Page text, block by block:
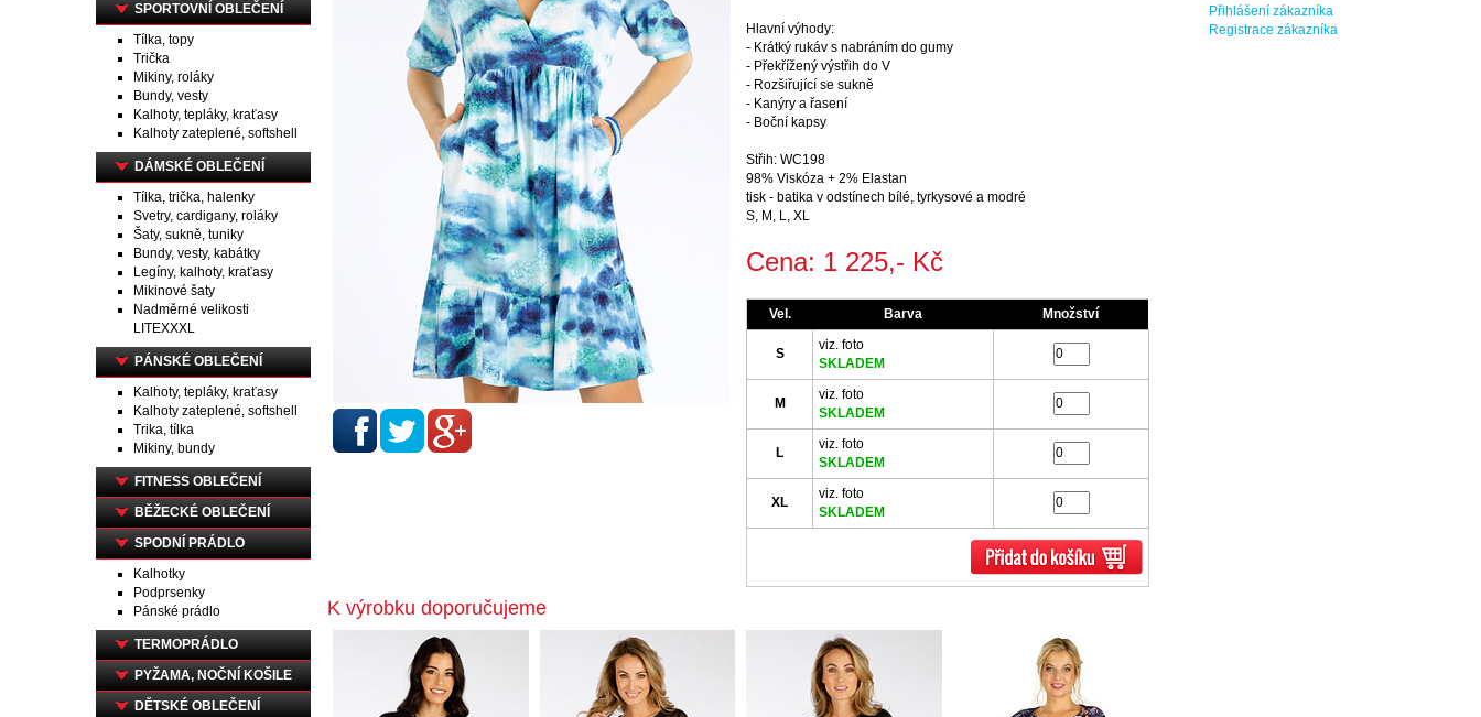
SPORTOVNÍ OBLEČENÍ
Tílka, topy
Trička
Mikiny, roláky
Bundy, vesty
Kalhoty, tepláky, kraťasy
Kalhoty zateplené, softshell
DÁMSKÉ OBLEČENÍ
Tílka, trička, halenky
Svetry, cardigany, roláky
Šaty, sukně, tuniky
Bundy, vesty, kabátky
Legíny, kalhoty, kraťasy
Mikinové šaty
Nadměrné velikosti
LITEXXXL
PÁNSKÉ OBLEČENÍ
Kalhoty, tepláky, kraťasy
Kalhoty zateplené, softshell
Trika, tílka
Mikiny, bundy
FITNESS OBLEČENÍ
BĚŽECKÉ OBLEČENÍ
SPODNÍ PRÁDLO
Kalhotky
Podprsenky
Pánské prádlo
TERMOPRÁDLO
PYŽAMA, NOČNÍ KOŠILE
DĚTSKÉ OBLEČENÍ
Hlavní výhody:
- Krátký rukáv s nabráním do gumy
- Překřížený výstřih do V
- Rozšiřující se sukně
- Kanýry a řasení
- Boční kapsy
Střih: WC198
98% Viskóza + 2% Elastan
tisk - batika v odstínech bílé, tyrkysové a modré
S, M, L, XL
Cena: 1 225,- Kč
Vel. Barva Množství
S
viz. foto
SKLADEM
M
viz. foto
SKLADEM
L
viz. foto
SKLADEM
XL
viz. foto
SKLADEM
K výrobku doporučujeme
Přihlášení zákazníka
Registrace zákazníka